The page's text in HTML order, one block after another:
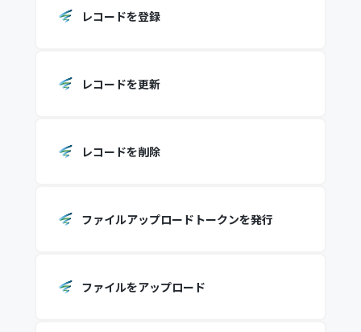
レコードを登録
レコードを更新
レコードを削除
ファイルアップロードトークンを発行
ファイルをアップロード